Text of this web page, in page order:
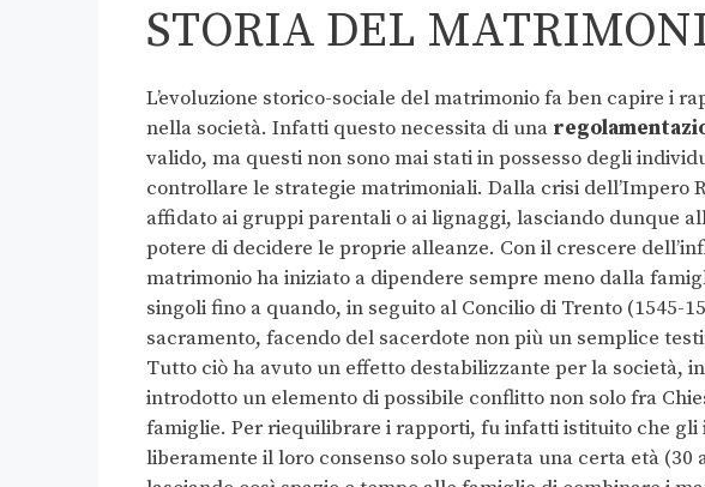
STORIA DEL
L’evoluzione storico-sociale del matrimonio fa ben capire i
nella società. Infatti questo necessita di una
valido, ma questi non sono mai stati in possesso degli
controllare le strategie matrimoniali. Dalla crisi dell’Impero
affidato ai gruppi parentali o ai lignaggi, lasciando dunque
potere di decidere le proprie alleanze. Con il crescere
matrimonio ha iniziato a dipendere sempre meno dalla
singoli fino a quando, in seguito al Concilio di Trento (1545-
sacramento, facendo del sacerdote non più un semplice
Tutto ciò ha avuto un effetto destabilizzante per la società,
introdotto un elemento di possibile conflitto non solo fra
famiglie. Per riequilibrare i rapporti, fu infatti istituito che gli
liberamente il loro consenso solo superata una certa età (30